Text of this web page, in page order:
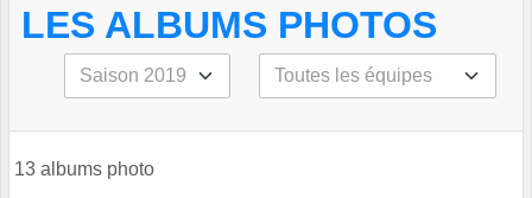
LES ALBUMS PHOTOS
13 albums photo